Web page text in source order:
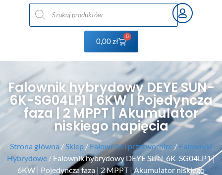
0,00zł
0
Falownik hybrydowy DEYE SUN-
6K-SG04LP1 | 6KW | Pojedyncza
faza | 2 MPPT | Akumulator
niskiego napięcia
Strona główna / Sklep / Falowniki i przetwornice / Falowniki
Hybrydowe / Falownik hybrydowy DEYE SUN-6K-SG04LP1 |
6KW | Pojedyncza faza | 2 MPPT | Akumulator niskiego